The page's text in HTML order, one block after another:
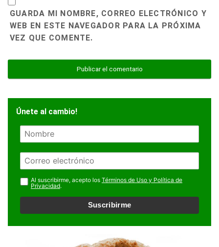
GUARDA MI NOMBRE, CORREO ELECTRÓNICO Y
WEB EN ESTE NAVEGADOR PARA LA PRÓXIMA
VEZ QUE COMENTE.
Únete al cambio!
N
r
e
E
m
a
i
l
Al suscribirme, acepto los Términos de Uso y Política de
Privacidad.
Suscribirme